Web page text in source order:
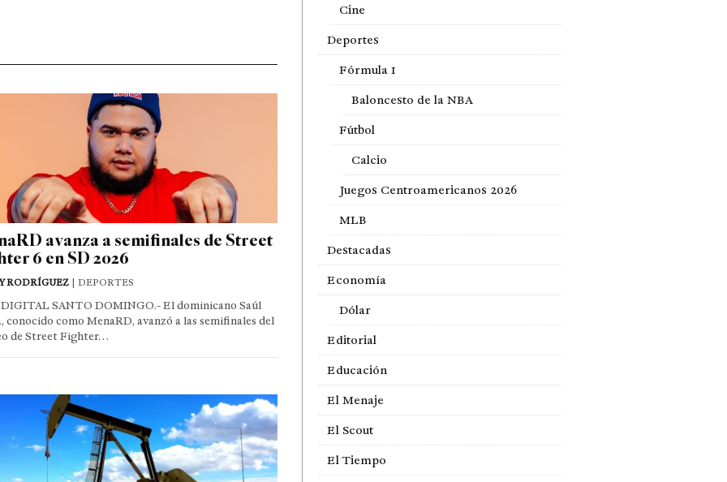
avanza a semifinales de Street
6 en SD 2026
RODRÍGUEZ| DEPORTES
SANTO DOMINGO.- El dominicano Saúl
conocido como MenaRD, avanzó a las semifinales del
de Street Fighter…
Cine
Deportes
Fórmula 1
Baloncesto de la NBA
Fútbol
Calcio
Juegos Centroamericanos 2026
MLB
Destacadas
Economía
Dólar
Editorial
Educación
El Menaje
El Scout
El Tiempo